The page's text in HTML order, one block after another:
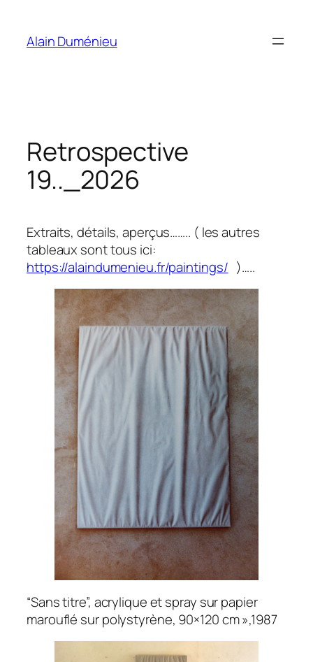
contenu
Alain Duménieu
Retrospective
19.._2026
Extraits, détails, aperçus…….. ( les autres
tableaux sont tous ici:
https://alaindumenieu.fr/paintings/ )…..
“Sans titre”, acrylique et spray sur papier
marouflé sur polystyrène, 90×120 cm »,1987